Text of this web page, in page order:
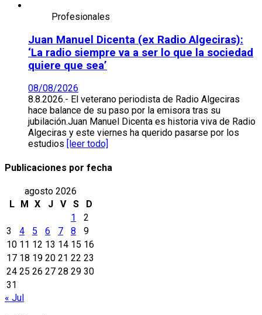
Profesionales
Juan Manuel Dicenta (ex Radio Algeciras):
‘La radio siempre va a ser lo que la sociedad
quiere que sea’
08/08/2026
8.8.2026.- El veterano periodista de Radio Algeciras
hace balance de su paso por la emisora tras su
jubilación.Juan Manuel Dicenta es historia viva de Radio
Algeciras y este viernes ha querido pasarse por los
estudios
[leer todo]
Publicaciones por fecha
agosto 2026
L
M X J V S
D
1
2
3
4 5 6 7 8
9
10 11 12 13 14 15 16
17 18 19 20 21 22 23
24 25 26 27 28 29 30
31
« Jul